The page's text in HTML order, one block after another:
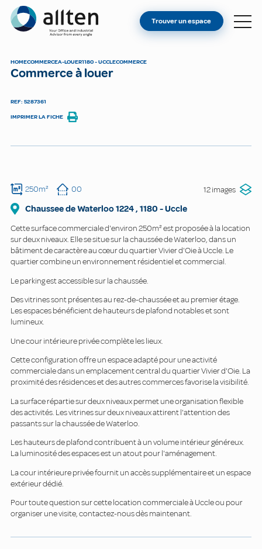
Allten
TROUVER UN ESPACE
CONTACT
Trouver un espace
HOMECOMMERCEA-LOUER1180 - UCCLECOMMERCE
Commerce à louer
REF: 5287361
IMPRIMER LA FICHE
250m² 00 12 images
Chaussee de Waterloo1224, 1180 -Uccle
Cette surface commerciale d'environ 250m² est proposée à la location
sur deux niveaux. Elle se situe sur la chaussée de Waterloo, dans un
bâtiment de caractère au cœur du quartier Vivier d'Oie à Uccle. Le
quartier combine un environnement résidentiel et commercial.
Le parking est accessible sur la chaussée.
Des vitrines sont présentes au rez-de-chaussée et au premier étage.
Les espaces bénéficient de hauteurs de plafond notables et sont
lumineux.
Une cour intérieure privée complète les lieux.
Cette configuration offre un espace adapté pour une activité
commerciale dans un emplacement central du quartier Vivier d'Oie. La
proximité des résidences et des autres commerces favorise la visibilité.
La surface répartie sur deux niveaux permet une organisation flexible
des activités. Les vitrines sur deux niveaux attirent l'attention des
passants sur la chaussée de Waterloo.
Les hauteurs de plafond contribuent à un volume intérieur généreux.
La luminosité des espaces est un atout pour l'aménagement.
La cour intérieure privée fournit un accès supplémentaire et un espace
extérieur dédié.
Pour toute question sur cette location commerciale à Uccle ou pour
organiser une visite, contactez-nous dès maintenant.